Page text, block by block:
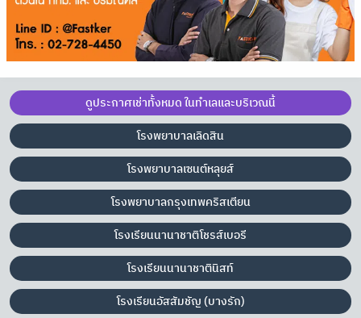
ดูประกาศเช่าทั้งหมด ในทำเลและบริเวณนี้
โรงพยาบาลเลิดสิน
โรงพยาบาลเซนต์หลุยส์
โรงพยาบาลกรุงเทพคริสเตียน
โรงเรียนนานาชาติโชรส์เบอรี
โรงเรียนนานาชาตินิสท์
โรงเรียนอัสสัมชัญ (บางรัก)